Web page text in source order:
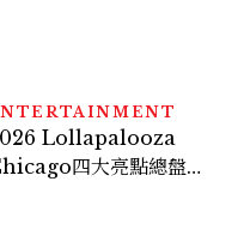
Lollapalooza
四大亮點總盤